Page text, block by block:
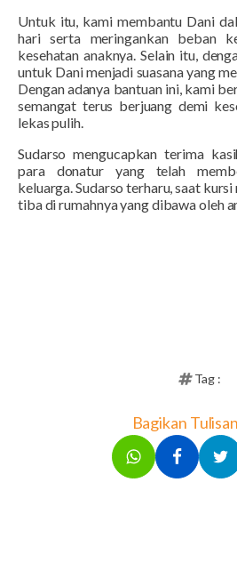
Untuk itu, kami membantu Dani
hari serta meringankan beban
kesehatan anaknya. Selain itu,
untuk Dani menjadi suasana yang
Dengan adanya bantuan ini, kami
semangat terus berjuang demi
lekas pulih.
Sudarso mengucapkan terima
para donatur yang telah
keluarga. Sudarso terharu, saat
tiba di rumahnya yang dibawa oleh
Tag :
Bagikan